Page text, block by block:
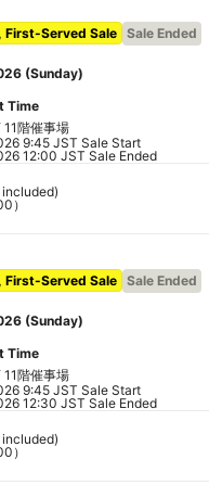
First-Served Sale Sale Ended
(Sunday)
Time
11階催事場
9:45 JST Sale Start
12:00 JST Sale Ended
included)
）
First-Served Sale Sale Ended
(Sunday)
Time
11階催事場
9:45 JST Sale Start
12:30 JST Sale Ended
included)
）